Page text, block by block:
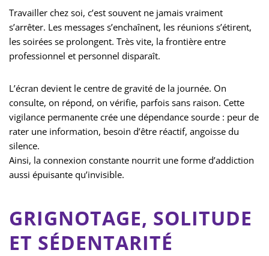
Travailler chez soi, c’est souvent ne jamais vraiment
s’arrêter. Les messages s’enchaînent, les réunions s’étirent,
les soirées se prolongent. Très vite, la frontière entre
professionnel et personnel disparaît.
L’écran devient le centre de gravité de la journée. On
consulte, on répond, on vérifie, parfois sans raison. Cette
vigilance permanente crée une dépendance sourde : peur de
rater une information, besoin d’être réactif, angoisse du
silence.
Ainsi, la connexion constante nourrit une forme d’addiction
aussi épuisante qu’invisible.
GRIGNOTAGE, SOLITUDE
ET SÉDENTARITÉ